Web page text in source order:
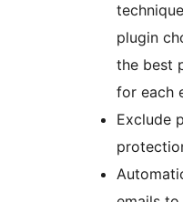
plugin
the best
for each
Exclude